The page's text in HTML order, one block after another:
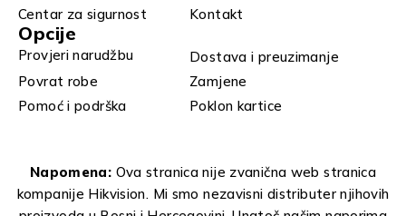
Centar za sigurnost
Kontakt
Opcije
Provjeri narudžbu
Dostava i preuzimanje
Povrat robe
Zamjene
Pomoć i podrška
Poklon kartice
Napomena: Ova stranica nije zvanična web stranica
kompanije Hikvision. Mi smo nezavisni distributer njihovih